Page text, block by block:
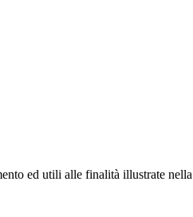
ed utili alle finalità illustrate nella